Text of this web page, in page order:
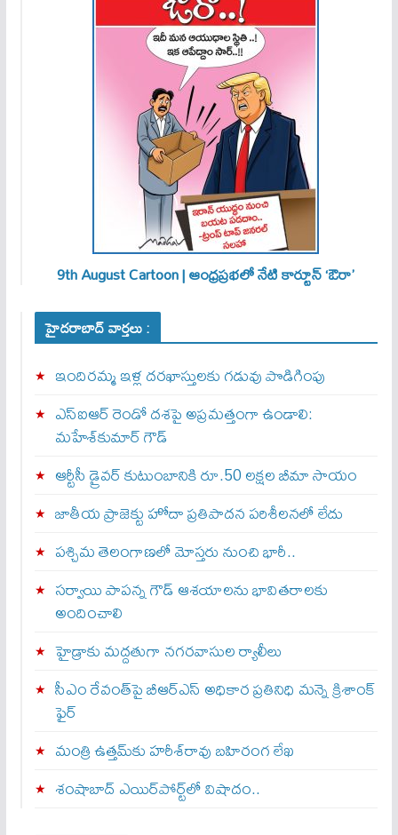
9th August Cartoon | ఆంధ్రప్రభలో నేటి కార్టూన్ ‘ఔరా’
హైదరాబాద్ వార్తలు :
ఇందిరమ్మ ఇళ్ల దరఖాస్తులకు గడువు పొడిగింపు
ఎస్‌ఐఆర్‌ రెండో దశపై అప్రమత్తంగా ఉండాలి:
మహేశ్‌కుమార్‌ గౌడ్‌
ఆర్టీసీ డ్రైవర్ కుటుంబానికి రూ.50 లక్షల బీమా సాయం
జాతీయ ప్రాజెక్టు హోదా ప్రతిపాదన పరిశీలనలో లేదు
పశ్చిమ తెలంగాణలో మోస్తరు నుంచి భారీ..
సర్వాయి పాపన్న గౌడ్‌ ఆశయాలను భావితరాలకు
అందించాలి
హైడ్రాకు మద్దతుగా నగరవాసుల ర్యాలీలు
సీఎం రేవంత్‌పై బీఆర్‌ఎస్‌ అధికార ప్రతినిధి మన్నె క్రిశాంక్
ఫైర్‌
మంత్రి ఉత్తమ్‌కు హరీశ్‌రావు బహిరంగ లేఖ
శంషాబాద్‌ ఎయిర్‌పోర్ట్‌లో విషాదం..